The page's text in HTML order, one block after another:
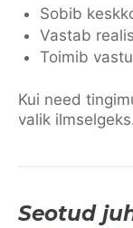
Sobib
Vastab
Toimib
Kui need
valik
Seotud